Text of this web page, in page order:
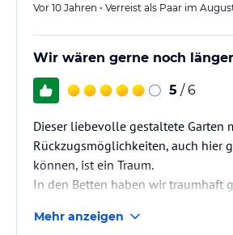
Vor 10 Jahren • Verreist als Paar im
Wir wären gerne noch
5 / 6
Dieser liebevolle gestaltete Garten
Rückzugsmöglichkeiten, auch hier
können, ist ein Traum.
In den Betten haben wir traumhaft
und dem guten Wein.
Mehr anzeigen